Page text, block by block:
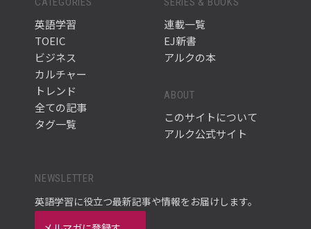
英語学習
TOEIC
ビジネス
カルチャー
トレンド
全ての記事
タグ一覧
連載一覧
EJ新書
アルクの本
ABOUT
このサイトについて
アルク公式サイト
NEWSLETTER
英語学習に役立つ最新記事や情報をお届けします。